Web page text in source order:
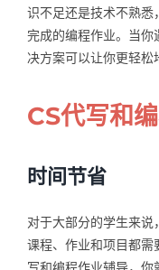
识不足还是技术不熟悉
完成的编程作业。当
决方案可以让你更轻松
CS代写和
时间节省
对于大部分的学生来
课程、作业和项目都需